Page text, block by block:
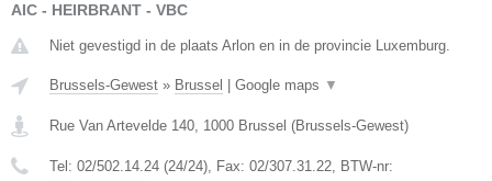
AIC - HEIRBRANT - VBC
Niet gevestigd in de plaats Arlon en in de provincie Luxemburg.
Brussels-Gewest » Brussel Google maps ▼
Rue Van Artevelde 140, 1000 Brussel (Brussels-Gewest)
Tel: 02/502.14.24 (24/24), Fax: 02/307.31.22, BTW-nr: